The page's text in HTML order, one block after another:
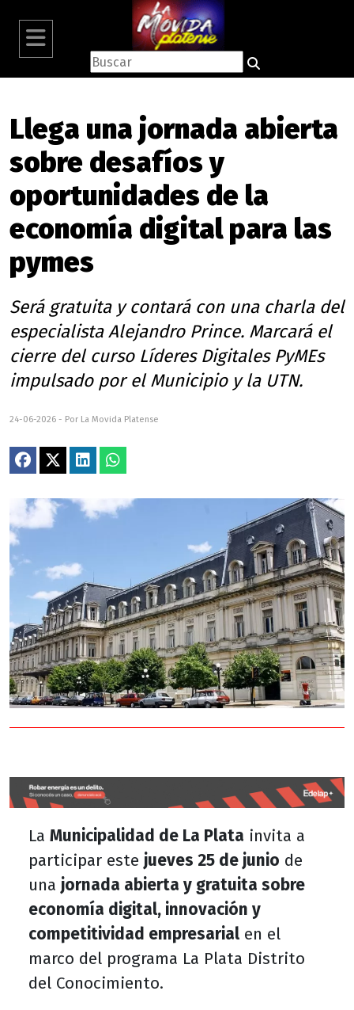
Llega una jornada abierta
sobre desafíos y
oportunidades de la
economía digital para las
pymes
Será gratuita y contará con una charla del
especialista Alejandro Prince. Marcará el
cierre del curso Líderes Digitales PyMEs
impulsado por el Municipio y la UTN.
24-06-2026 - Por La Movida Platense
La Municipalidad de La Plata invita a
participar este jueves 25 de junio de
una jornada abierta y gratuita sobre
economía digital, innovación y
competitividad empresarial en el
marco del programa La Plata Distrito
del Conocimiento.